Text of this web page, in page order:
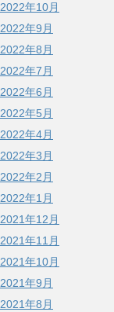
2022年10月
2022年9月
2022年8月
2022年7月
2022年6月
2022年5月
2022年4月
2022年3月
2022年2月
2022年1月
2021年12月
2021年11月
2021年10月
2021年9月
2021年8月